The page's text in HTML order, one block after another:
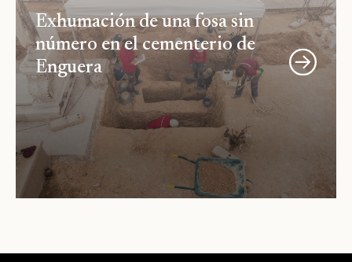
Exhumación de una fosa sin
número en el cementerio de
Enguera